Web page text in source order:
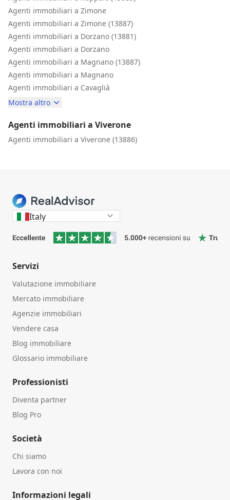
Agenti immobiliari a Zimone
Agenti immobiliari a Zimone (13887)
Agenti immobiliari a Dorzano (13881)
Agenti immobiliari a Dorzano
Agenti immobiliari a Magnano (13887)
Agenti immobiliari a Magnano
Agenti immobiliari a Cavaglià
Mostra altro
Agenti immobiliari a Viverone
Agenti immobiliari a Viverone (13886)
Italy
Servizi
Valutazione immobiliare
Mercato immobiliare
Agenzie immobiliari
Vendere casa
Blog immobiliare
Glossario immobiliare
Professionisti
Diventa partner
Blog Pro
Società
Chi siamo
Lavora con noi
Informazioni legali